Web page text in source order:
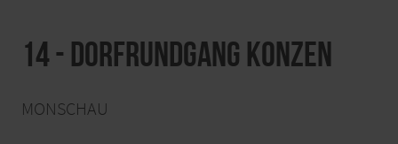
14 - Dorfrundgang Konzen
MONSCHAU